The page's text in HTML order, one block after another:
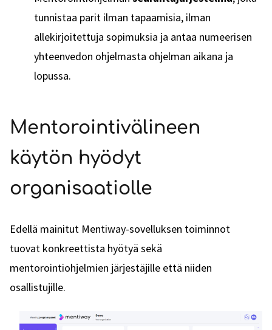
tunnistaa parit ilman tapaamisia, ilman
allekirjoitettuja sopimuksia ja antaa numeerisen
yhteenvedon ohjelmasta ohjelman aikana ja
lopussa.
Mentorointivälineen
käytön hyödyt
organisaatiolle
Edellä mainitut Mentiway-sovelluksen toiminnot
tuovat konkreettista hyötyä sekä
mentorointiohjelmien järjestäjille että niiden
osallistujille.